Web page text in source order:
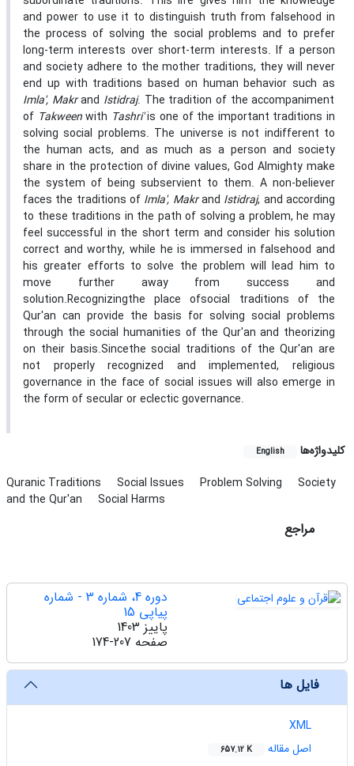
and power to use it to distinguish truth from falsehood in
the process of solving the social problems and to prefer
long-term interests over short-term interests. If a person
and society adhere to the mother traditions, they will never
end up with traditions based on human behavior such as
Imla', Makrand Istidraj. The tradition of the accompaniment
of Takweenwith Tashri'is one of the important traditions in
solving social problems. The universe is not indifferent to
the human acts, and as much as a person and society
share in the protection of divine values, God Almighty make
the system of being subservient to them. A non-believer
faces the traditions of Imla', Makrand Istidraj, and according
to these traditions in the path of solving a problem, he may
feel successful in the short term and consider his solution
correct and worthy, while he is immersed in falsehood and
his greater efforts to solve the problem will lead him to
move further away from success and
solution.Recognizingthe place ofsocial traditions of the
Qur'an can provide the basis for solving social problems
through the social humanities of the Qur'an and theorizing
on their basis.Sincethe social traditions of the Qur'an are
not properly recognized and implemented, religious
governance in the face of social issues will also emerge in
the form of secular or eclectic governance.
کلیدواژه‌ها English
Quranic Traditions Social Issues Problem Solving
Society
and the Qur'an
Social Harms
مراجع
دوره 4، شماره 3 - شماره
پیاپی 15
پاییز 1403
صفحه 174-207
فایل ها
XML
اصل مقاله
657.12 K